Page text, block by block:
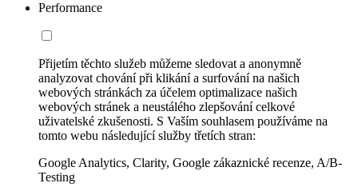
Performance
Přijetím těchto služeb můžeme sledovat a anonymně
analyzovat chování při klikání a surfování na našich
webových stránkách za účelem optimalizace našich
webových stránek a neustálého zlepšování celkové
uživatelské zkušenosti. S Vaším souhlasem používáme na
tomto webu následující služby třetích stran:
Google Analytics, Clarity, Google zákaznické recenze, A/B-
Testing